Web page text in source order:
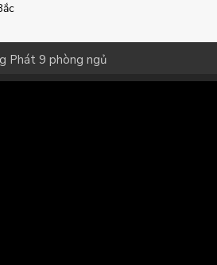
Phát 9 phòng ngủ